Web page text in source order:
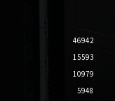
46942
15593
10979
5948